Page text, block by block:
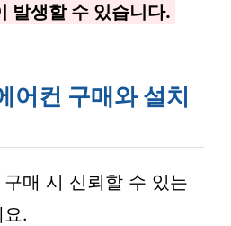
발생할 수 있습니다.
어컨 구매와 설치
매 시 신뢰할 수 있는
.